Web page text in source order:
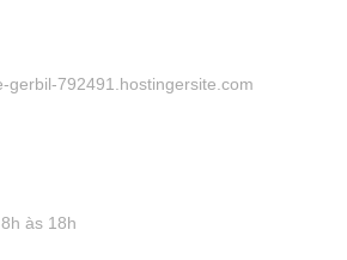
gerbil-792491.hostingersite.com
às 18h